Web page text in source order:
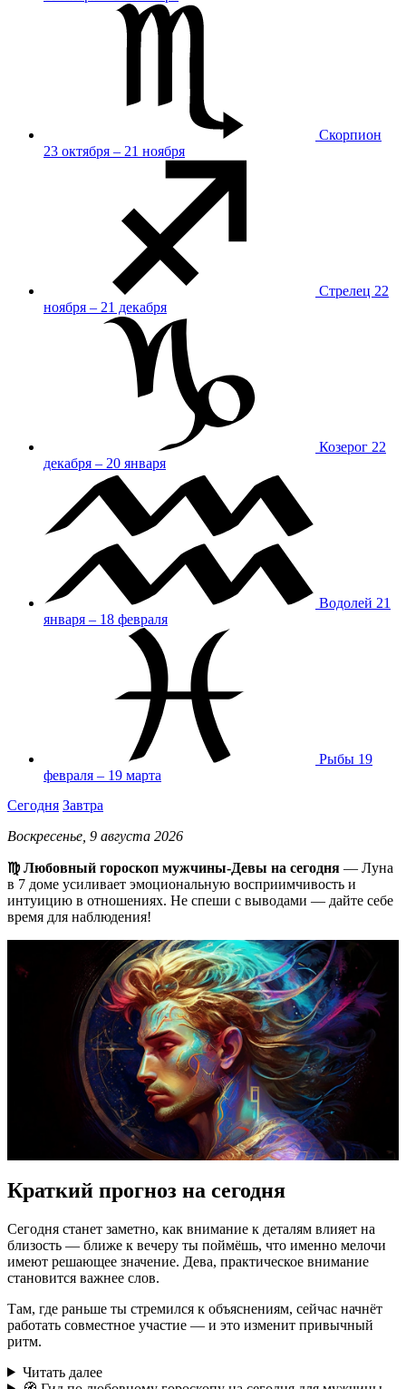
Скорпион
23 октября – 21 ноября
Стрелец 22
ноября – 21 декабря
Козерог 22
декабря – 20 января
Водолей 21
января – 18 февраля
Рыбы 19
февраля – 19 марта
Сегодня Завтра
Воскресенье, 9 августа 2026
♍️ Любовный гороскоп мужчины-Девы на сегодня — Луна
в 7 доме усиливает эмоциональную восприимчивость и
интуицию в отношениях. Не спеши с выводами — дайте себе
время для наблюдения!
Краткий прогноз на сегодня
Сегодня станет заметно, как внимание к деталям влияет на
близость — ближе к вечеру ты поймёшь, что именно мелочи
имеют решающее значение. Дева, практическое внимание
становится важнее слов.
Там, где раньше ты стремился к объяснениям, сейчас начнёт
работать совместное участие — и это изменит привычный
ритм.
Читать далее